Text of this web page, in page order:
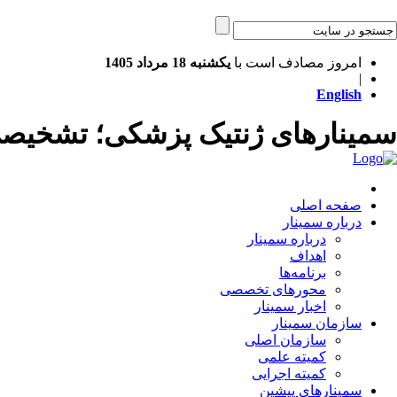
امروز مصادف است با یکشنبه 18 مرداد 1405
|
English
سمینارهای ژنتیک پزشکی؛
صفحه اصلی
درباره سمینار
درباره سمینار
اهداف
برنامه‌ها
محورهای تخصصی
اخبار سمینار
سازمان سمینار
سازمان اصلی
کمیته علمی
کمیته اجرایی
سمینارهای پیشین